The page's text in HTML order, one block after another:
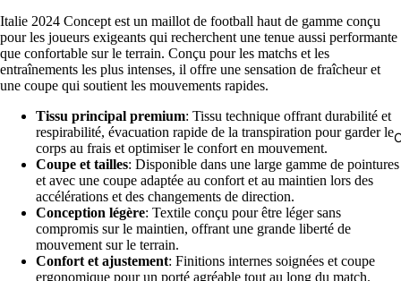
Italie 2024 Concept est un maillot de football haut de gamme conçu
pour les joueurs exigeants qui recherchent une tenue aussi performante
que confortable sur le terrain. Conçu pour les matchs et les
entraînements les plus intenses, il offre une sensation de fraîcheur et
une coupe qui soutient les mouvements rapides.
Tissu principal premium: Tissu technique offrant durabilité et
respirabilité, évacuation rapide de la transpiration pour garder le
corps au frais et optimiser le confort en mouvement.
Coupe et tailles: Disponible dans une large gamme de pointures
et avec une coupe adaptée au confort et au maintien lors des
accélérations et des changements de direction.
Conception légère: Textile conçu pour être léger sans
compromis sur le maintien, offrant une grande liberté de
mouvement sur le terrain.
Confort et ajustement: Finitions internes soignées et coupe
ergonomique pour un porté agréable tout au long du match.